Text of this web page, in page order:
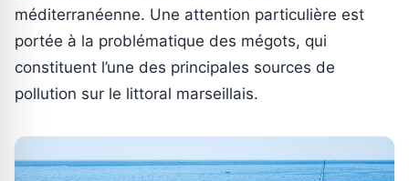
méditerranéenne. Une attention particulière est
portée à la problématique des mégots, qui
constituent l’une des principales sources de
pollution sur le littoral marseillais.